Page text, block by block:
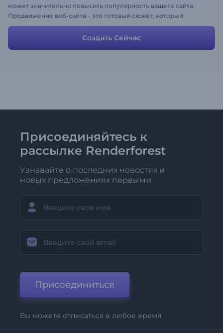
может значительно повысить популярность вашего сайта.
Продвижение веб-сайта – это готовый cюжет, который
поможет ускорить процесс создания видео. Измените его,
чтобы получить желаемый результат, и нажмите
предпросмотр.
Создать Сейчас
Присоединяйтесь к
рассылке Renderforest
Узнавайте о последних новостях и
новых предложениях первыми
Присоединиться
Вы можете отписаться в любое время